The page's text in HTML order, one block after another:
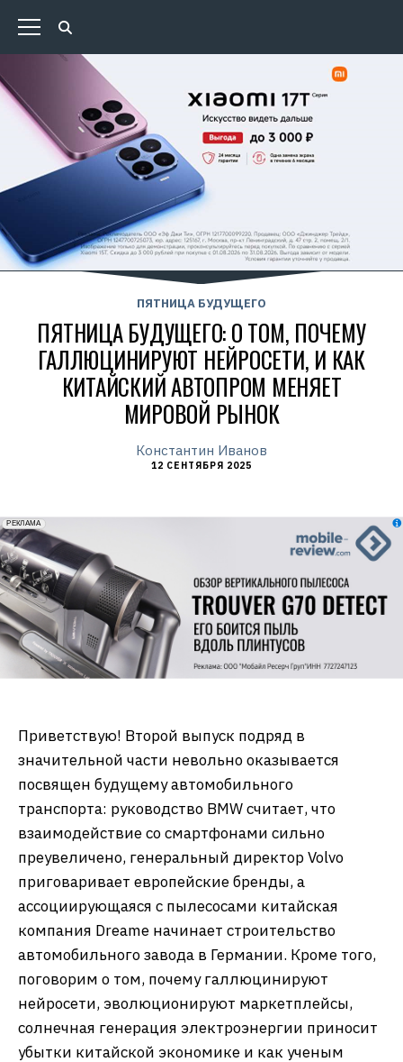
ПЯТНИЦА БУДУЩЕГО
ПЯТНИЦА БУДУЩЕГО: О ТОМ, ПОЧЕМУ
ГАЛЛЮЦИНИРУЮТ НЕЙРОСЕТИ, И КАК
КИТАЙСКИЙ АВТОПРОМ МЕНЯЕТ
МИРОВОЙ РЫНОК
Константин Иванов
12 СЕНТЯБРЯ 2025
erid: 2VfnxxmNzs5
РЕКЛАМА
Приветствую! Второй выпуск подряд в
значительной части невольно оказывается
посвящен будущему автомобильного
транспорта: руководство BMW считает, что
взаимодействие со смартфонами сильно
преувеличено, генеральный директор Volvo
приговаривает европейские бренды, а
ассоциирующаяся с пылесосами китайская
компания Dreame начинает строительство
автомобильного завода в Германии. Кроме того,
поговорим о том, почему галлюцинируют
нейросети, эволюционируют маркетплейсы,
солнечная генерация электроэнергии приносит
убытки китайской экономике и как ученым